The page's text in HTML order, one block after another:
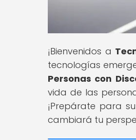
¡Bienvenidos a
tecnologías
Personas con
vida de las
¡Prepárate para
cambiará tu